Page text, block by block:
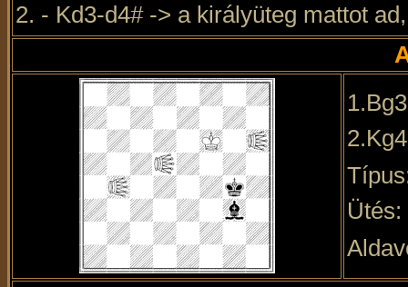
2. - Kd3-d4# -> a királyüteg mattot